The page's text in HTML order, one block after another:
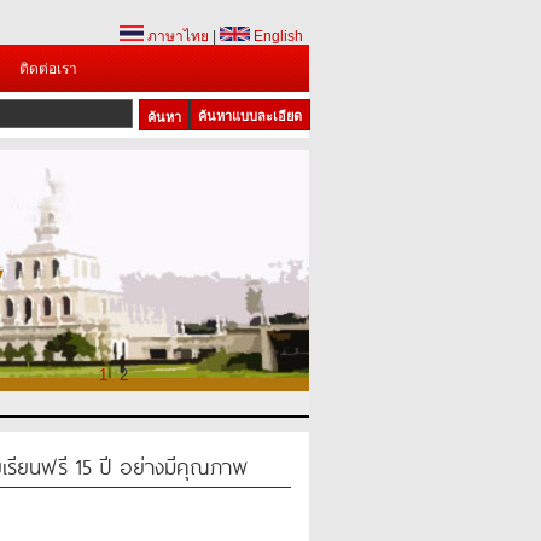
ภาษาไทย
English
ติดต่อเรา
ค้นหาแบบละเอียด
1 2
เรียนฟรี 15 ปี อย่างมีคุณภาพ